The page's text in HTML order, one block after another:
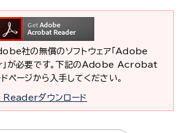
社の無償のソフトウェア「Adobe
が必要です。下記のAdobe Acrobat
ページから入手してください。
ダウンロード